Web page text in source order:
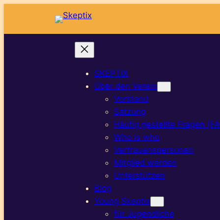
springen
SKEPTIX
Über den Verein
Vorstand
Satzung
Häufig gestellte Fragen
Who is who
Vertrauenspersonen
Mitglied werden
Unterstützen
Blog
Young Skeptix
für Jugendliche